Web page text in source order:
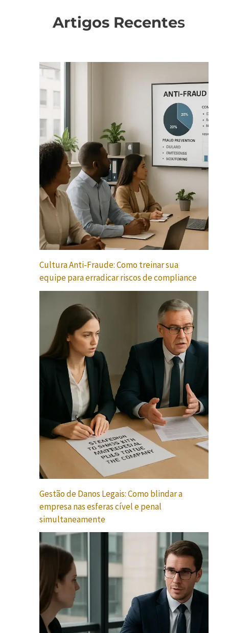
Artigos Recentes
Cultura Anti-Fraude: Como treinar sua
equipe para erradicar riscos de compliance
Gestão de Danos Legais: Como blindar a
empresa nas esferas cível e penal
simultaneamente